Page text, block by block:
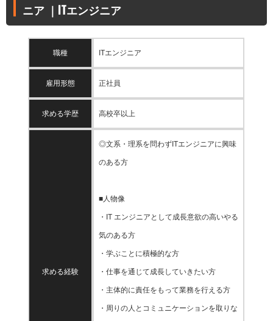
ニア ｜ITエンジニア
職種 ITエンジニア
雇用形態 正社員
求める学歴 高校卒以上
求める経験
◎文系・理系を問わずITエンジニアに興味
のある方
■人物像
・IT エンジニアとして成長意欲の高いやる
気のある方
・学ぶことに積極的な方
・仕事を通じて成長していきたい方
・主体的に責任をもって業務を行える方
・周りの人とコミュニケーションを取りな